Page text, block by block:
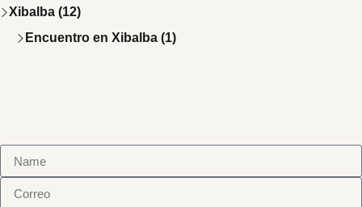
Xibalba (12)
Encuentro en Xibalba (1)